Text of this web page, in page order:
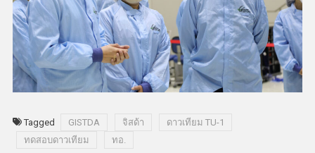
Tagged GISTDA จิสด้า
ดาวเทียม TU-1
ทดสอบดาวเทียม
ทอ.